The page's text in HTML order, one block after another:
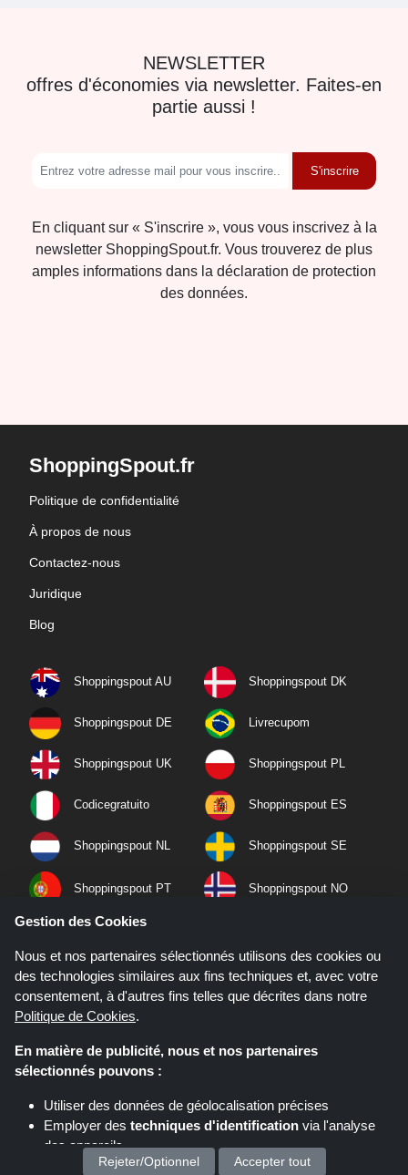
NEWSLETTER
offres d'économies via newsletter. Faites-en
partie aussi !
S'inscrire
En cliquant sur « S'inscrire », vous vous inscrivez à la
newsletter ShoppingSpout.fr. Vous trouverez de plus
amples informations dans la déclaration de protection
des données.
ShoppingSpout.fr
Politique de confidentialité
À propos de nous
Contactez-nous
Juridique
Blog
Shoppingspout AU Shoppingspout DK
Shoppingspout DE Livrecupom
Shoppingspout UK Shoppingspout PL
Codicegratuito Shoppingspout ES
Shoppingspout NL Shoppingspout SE
Shoppingspout PT Shoppingspout NO
Si vous effectuez un achat après avoir cliqué sur les liens de ce site,
Shoppingspout.fr peut gagner une commission d'affiliation sur le site que
Gestion des Cookies
Nous et nos partenaires sélectionnés utilisons des cookies ou
des technologies similaires aux fins techniques et, avec votre
consentement, à d'autres fins telles que décrites dans notre
Politique de Cookies.
En matière de publicité, nous et nos partenaires
sélectionnés pouvons :
Utiliser des données de géolocalisation précises
Employer des techniques d'identification via l'analyse
des appareils
Stocker et/ou accéder à des informations sur un appareil
Rejeter/Optionnel Accepter tout